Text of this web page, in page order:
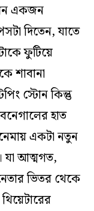
একজন
দিতেন, যাতে
ফুটিয়ে
শাবানা
স্টোন কিন্তু
হাত
একটা নতুন
যা আত্মগত,
ভিতর থেকে